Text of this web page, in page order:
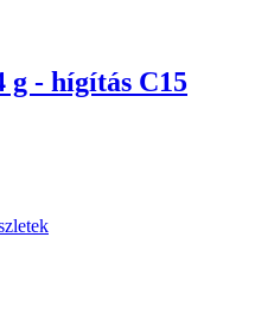
- hígítás C15